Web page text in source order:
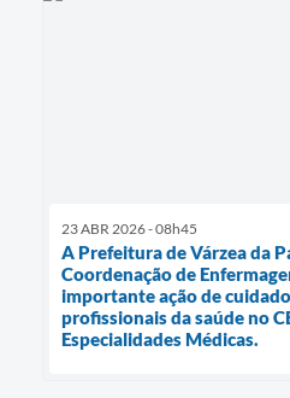
23 ABR 2026 - 08h45
A Prefeitura de Várzea da
Coordenação de
importante ação de
profissionais da saúde no
Especialidades Médicas.